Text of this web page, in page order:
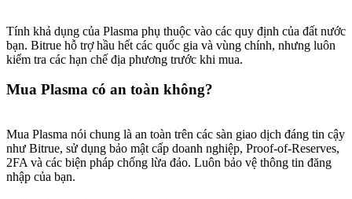
Tính khả dụng của Plasma phụ thuộc vào các quy định của đất nước
bạn. Bitrue hỗ trợ hầu hết các quốc gia và vùng chính, nhưng luôn
kiểm tra các hạn chế địa phương trước khi mua.
Mua Plasma có an toàn không?
Mua Plasma nói chung là an toàn trên các sàn giao dịch đáng tin cậy
như Bitrue, sử dụng bảo mật cấp doanh nghiệp, Proof-of-Reserves,
2FA và các biện pháp chống lừa đảo. Luôn bảo vệ thông tin đăng
nhập của bạn.